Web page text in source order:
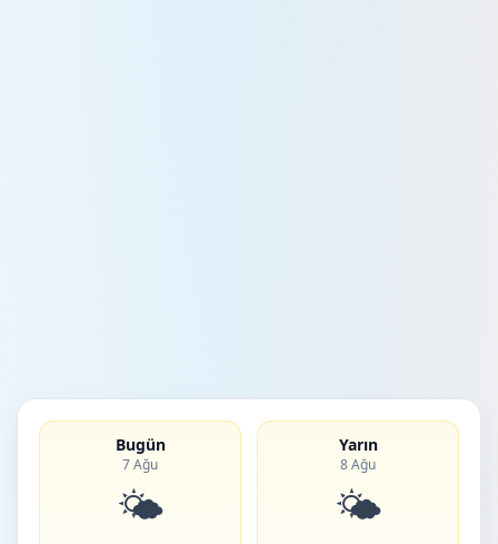
Bugün
7 Ağu
🌤️
Yarın
8 Ağu
🌤️